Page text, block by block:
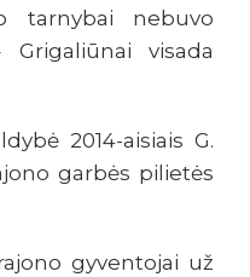
tarnybai nebuvo
Grigaliūnai visada
2014-aisiais G.
garbės pilietės
gyventojai už